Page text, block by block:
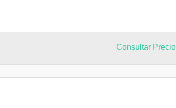
Consultar Precio